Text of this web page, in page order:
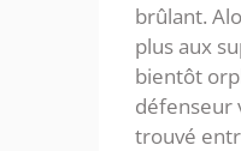
brûlant.
plus aux
bientôt
défenseur
trouvé